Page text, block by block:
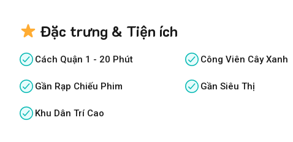
Đặc trưng & Tiện ích
Cách Quận 1 - 20 Phút Công Viên Cây Xanh
Gần Rạp Chiếu Phim Gần Siêu Thị
Khu Dân Trí Cao